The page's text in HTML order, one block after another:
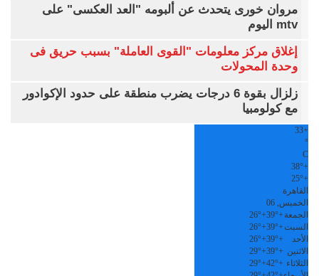
مروان خورى يتحدث عن ألبومه "العد العكسى" على
mtv اليوم
إغلاق مركز معلومات "القوى العاملة" بسبب حريق فى
وحدة المحولات
زلزال بقوة 6 درجات يضرب منطقة على حدود الإكوادور
مع كولومبيا
+
33
°
C
+
38°
+
25°
القاهرة
الخميس, 06
الجمعة +
39°
+
26°
السبت+
39°
+
26°
الأحد
+
39°
+
26°
الاثنين +
39°
+
29°
الثلاثاء +
42°
+
29°